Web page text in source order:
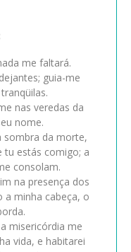
me faltará.
guia-me
nas veredas da
nome.
sombra da morte,
tu estás comigo; a
consolam.
na presença dos
a minha cabeça, o
misericórdia me
vida, e habitarei